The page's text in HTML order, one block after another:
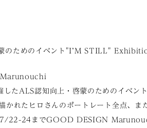
のためのイベント"I’M STILL"
ALS認知向上・啓蒙のためのイベン
かれたヒロさんのポートレート全点、ま
7/22-24までGOOD DESIGN